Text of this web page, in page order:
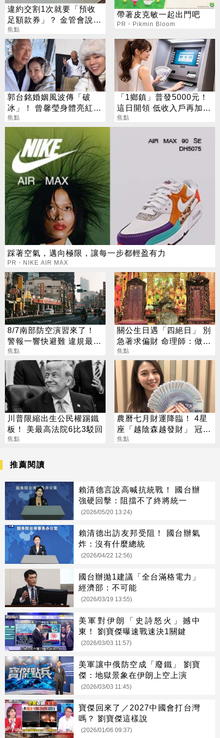
違約交割1次就要「預收
足額款券」？ 金管會說話
了
焦點
帶著皮克敏一起出門吧
PR・Pikmin Bloom
郭台銘婚姻風波傳「破
冰」！ 曾馨瑩身體亮紅燈
18年婚姻驚傳出現轉機
焦點
「1鄉鎮」普發5000元！
這日開領 低收入戶再加碼
2000元
焦點
踩著空氣，邁向極限，讓每一步都輕盈有力
PR・NIKE AIR MAX
8/7南部防空演習來了！
警報一響快避難 違規最高
開罰15萬
焦點
關公生日遇「四絕日」 別
急著求偏財 命理師：做1
事更有效
焦點
川普限縮出生公民權踢鐵
板！ 美最高法院6比3駁回
焦點
農曆七月財運降臨！ 4星
座「越陰森越發財」 冠軍
賺到翻
焦點
推薦閱讀
賴清德言說高喊抗統戰！ 國台辦
強硬回擊：阻擋不了終將統一
(2026/05/20 13:24)
賴清德出訪友邦受阻！ 國台辦氣
炸：沒有什麼總統
(2026/04/22 12:56)
國台辦拋1建議「全台滿格電力」
經濟部：不可能
(2026/03/19 13:55)
美軍對伊朗「史詩怒火」撼中
東！ 劉寶傑曝速戰速決1關鍵
(2026/03/03 11:57)
美軍讓中俄防空成「廢鐵」 劉寶
傑：地獄景象在伊朗上空上演
(2026/03/03 11:45)
寶傑回來了／2027中國會打台灣
嗎？ 劉寶傑這樣說
(2026/01/06 09:37)